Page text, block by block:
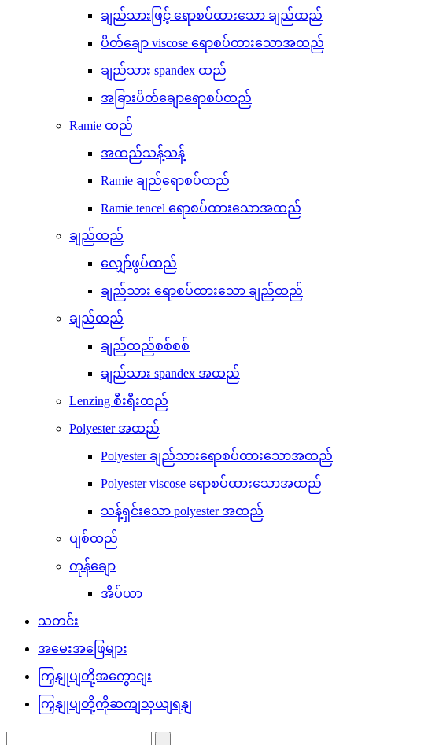
ချည်သားဖြင့် ရောစပ်ထားသော ချည်ထည်
ပိတ်ချော viscose ရောစပ်ထားသောအထည်
ချည်သား spandex ထည်
အခြားပိတ်ချောရောစပ်ထည်
Ramie ထည်
အထည်သန့်သန့်
Ramie ချည်ရောစပ်ထည်
Ramie tencel ရောစပ်ထားသောအထည်
ချည်ထည်
လျှော်ဖွပ်ထည်
ချည်သား ရောစပ်ထားသော ချည်ထည်
ချည်ထည်
ချည်ထည်စစ်စစ်
ချည်သား spandex အထည်
Lenzing စီးရီးထည်
Polyester အထည်
Polyester ချည်သားရောစပ်ထားသောအထည်
Polyester viscose ရောစပ်ထားသောအထည်
သန့်ရှင်းသော polyester အထည်
ပျစ်ထည်
ကုန်ချော
အိပ်ယာ
သတင်း
အမေးအဖြေများ
ကြှနျုပျတို့အကွောငျး
ကြှနျုပျတို့ကိုဆကျသှယျရနျ